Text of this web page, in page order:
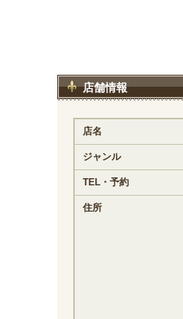
店舗情報
店名
ジャンル
TEL・予約
住所